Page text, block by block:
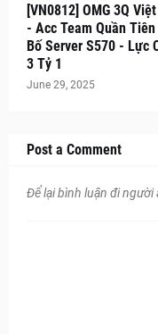
[VN0812] OMG 3Q
- Acc Team Quần
Bố Server S570 - Lực
3 Tỷ 1
June 29, 2025
Post a Comment
Để lại bình luận đi người